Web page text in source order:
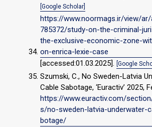
[Google Scholar]
https://www.noormags.ir/view/
785372/study-on-the-criminal-
the-exclusive-economic-zone-
on-enrica-lexie-case
[accessed:01.03.2025]. [Google
Szumski, C., No Sweden-Latvia
Cable Sabotage, ‘Euractiv’ 2025,
https://www.euractiv.com/
s/no-sweden-latvia-underwater-
botage/